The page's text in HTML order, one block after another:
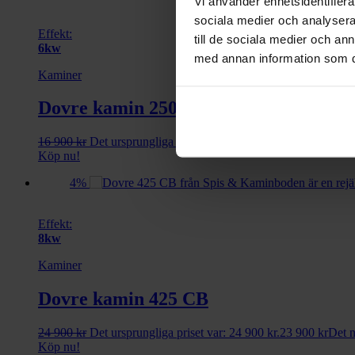
sociala medier och
till de sociala medier och
med annan information som
Effekt:
6kw
Kaminer
Dovre kamin 250 CBS
16 900kr Det ursprungliga priset var: 16 900 kr.
Köp nu!
4%
Effekt:
8kw
Kaminer
Dovre kamin 425 CB
24 900kr Det ursprungliga priset var: 24 900 kr.23 900 krDet
Köp nu!